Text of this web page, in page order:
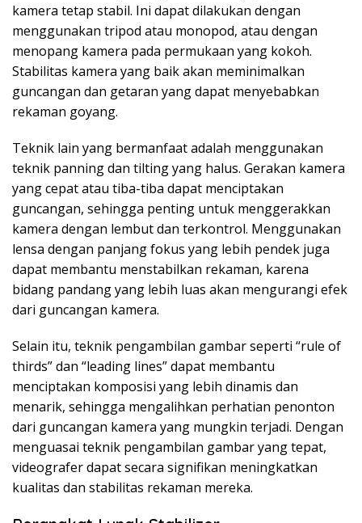
kamera tetap stabil. Ini dapat dilakukan dengan
menggunakan tripod atau monopod, atau dengan
menopang kamera pada permukaan yang kokoh.
Stabilitas kamera yang baik akan meminimalkan
guncangan dan getaran yang dapat menyebabkan
rekaman goyang.
Teknik lain yang bermanfaat adalah menggunakan
teknik panning dan tilting yang halus. Gerakan kamera
yang cepat atau tiba-tiba dapat menciptakan
guncangan, sehingga penting untuk menggerakkan
kamera dengan lembut dan terkontrol. Menggunakan
lensa dengan panjang fokus yang lebih pendek juga
dapat membantu menstabilkan rekaman, karena
bidang pandang yang lebih luas akan mengurangi efek
dari guncangan kamera.
Selain itu, teknik pengambilan gambar seperti “rule of
thirds” dan “leading lines” dapat membantu
menciptakan komposisi yang lebih dinamis dan
menarik, sehingga mengalihkan perhatian penonton
dari guncangan kamera yang mungkin terjadi. Dengan
menguasai teknik pengambilan gambar yang tepat,
videografer dapat secara signifikan meningkatkan
kualitas dan stabilitas rekaman mereka.